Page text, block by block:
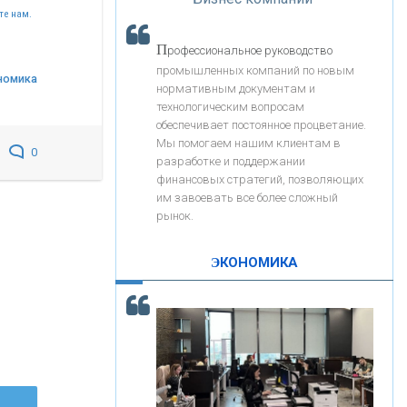
нам.
0
«РОСЕВРОБАНК»
«ПРЕСС-СЛУЖБА ВТБ24»
«АВТОГРАДБАНК»
КОНТАКТЫ
«Интервью»
Скорость - один из главных трендов в
кредитовании бизнеса - «Интервью»
Профессиональное руководство
промышленных компаний по новым
нормативным документам и
технологическим вопросам
обеспечивает постоянное процветание.
Мы помогаем нашим клиентам в
разработке и поддержании
финансовых стратегий, позволяющих
им завоевать все более сложный
рынок.
ЭКОНОМИКА